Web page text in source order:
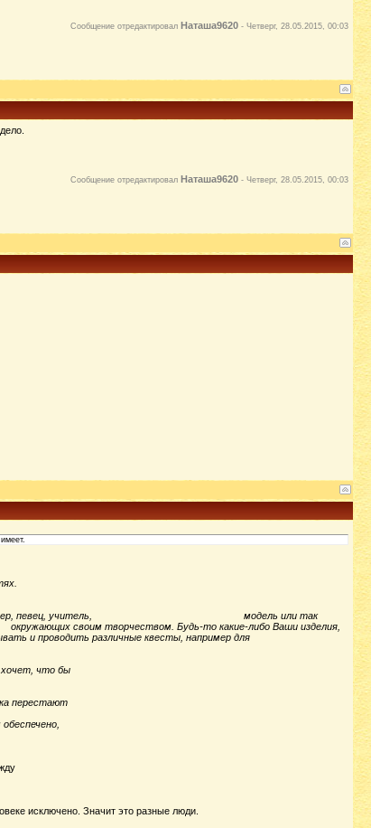
Сообщение отредактировал Наташа9620- Четверг, 28.05.2015, 00:03
Сообщение отредактировал Наташа9620- Четверг, 28.05.2015, 00:03
актер, певец, учитель, модель или так
творчеством. Будь-то какие-либо Ваши изделия,
различные квесты, например для
хочет, что бы
перестают
исключено. Значит это разные люди.